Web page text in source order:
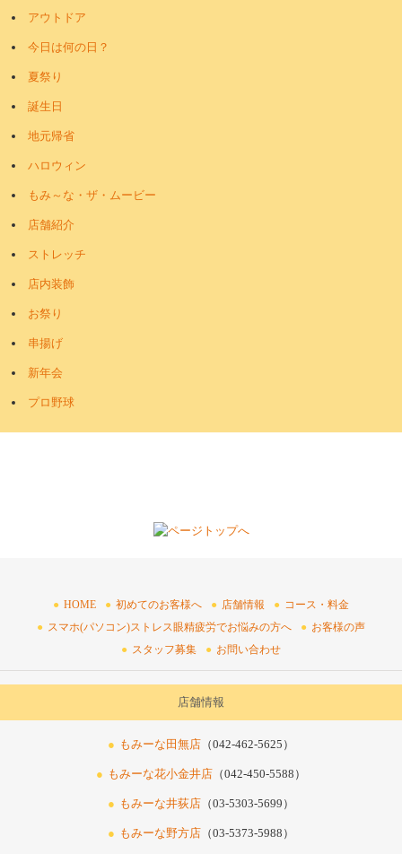
アウトドア
今日は何の日？
夏祭り
誕生日
地元帰省
ハロウィン
もみ～な・ザ・ムービー
店舗紹介
ストレッチ
店内装飾
お祭り
串揚げ
新年会
プロ野球
HOME 初めてのお客様へ 店舗情報
コース・料金
スマホ(パソコン)ストレス眼精疲労でお悩みの方へ
お客様の声
スタッフ募集
お問い合わせ
店舗情報
もみーな田無店 （042-462-5625）
もみーな花小金井店 （042-450-5588）
もみーな井荻店 （03-5303-5699）
もみーな野方店 （03-5373-5988）